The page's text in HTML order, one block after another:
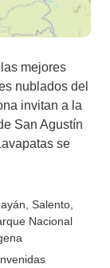
mejores
nublados del
invitan a la
San Agustín
se
, Salento
Nacional